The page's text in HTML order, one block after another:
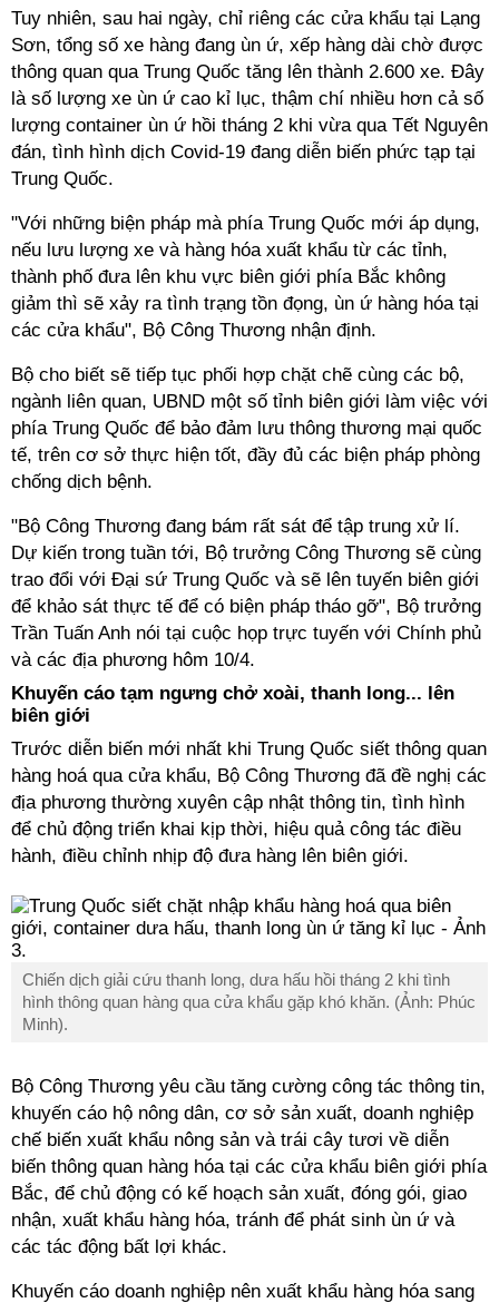
Tuy nhiên, sau hai ngày, chỉ riêng các cửa khẩu tại Lạng
Sơn, tổng số xe hàng đang ùn ứ, xếp hàng dài chờ được
thông quan qua Trung Quốc tăng lên thành 2.600 xe. Đây
là số lượng xe ùn ứ cao kỉ lục, thậm chí nhiều hơn cả số
lượng container ùn ứ hồi tháng 2 khi vừa qua Tết Nguyên
đán, tình hình dịch Covid-19 đang diễn biến phức tạp tại
Trung Quốc.
"Với những biện pháp mà phía Trung Quốc mới áp dụng,
nếu lưu lượng xe và hàng hóa xuất khẩu từ các tỉnh,
thành phố đưa lên khu vực biên giới phía Bắc không
giảm thì sẽ xảy ra tình trạng tồn đọng, ùn ứ hàng hóa tại
các cửa khẩu", Bộ Công Thương nhận định.
Bộ cho biết sẽ tiếp tục phối hợp chặt chẽ cùng các bộ,
ngành liên quan, UBND một số tỉnh biên giới làm việc với
phía Trung Quốc để bảo đảm lưu thông thương mại quốc
tế, trên cơ sở thực hiện tốt, đầy đủ các biện pháp phòng
chống dịch bệnh.
"Bộ Công Thương đang bám rất sát để tập trung xử lí.
Dự kiến trong tuần tới, Bộ trưởng Công Thương sẽ cùng
trao đổi với Đại sứ Trung Quốc và sẽ lên tuyến biên giới
để khảo sát thực tế để có biện pháp tháo gỡ", Bộ trưởng
Trần Tuấn Anh nói tại cuộc họp trực tuyến với Chính phủ
và các địa phương hôm 10/4.
Khuyến cáo tạm ngưng chở xoài, thanh long... lên
biên giới
Trước diễn biến mới nhất khi Trung Quốc siết thông quan
hàng hoá qua cửa khẩu, Bộ Công Thương đã đề nghị các
địa phương thường xuyên cập nhật thông tin, tình hình
để chủ động triển khai kịp thời, hiệu quả công tác điều
hành, điều chỉnh nhịp độ đưa hàng lên biên giới.
Chiến dịch giải cứu thanh long, dưa hấu hồi tháng 2 khi tình
hình thông quan hàng qua cửa khẩu gặp khó khăn. (Ảnh: Phúc
Minh).
Bộ Công Thương yêu cầu tăng cường công tác thông tin,
khuyến cáo hộ nông dân, cơ sở sản xuất, doanh nghiệp
chế biến xuất khẩu nông sản và trái cây tươi về diễn
biến thông quan hàng hóa tại các cửa khẩu biên giới phía
Bắc, để chủ động có kế hoạch sản xuất, đóng gói, giao
nhận, xuất khẩu hàng hóa, tránh để phát sinh ùn ứ và
các tác động bất lợi khác.
Khuyến cáo doanh nghiệp nên xuất khẩu hàng hóa sang